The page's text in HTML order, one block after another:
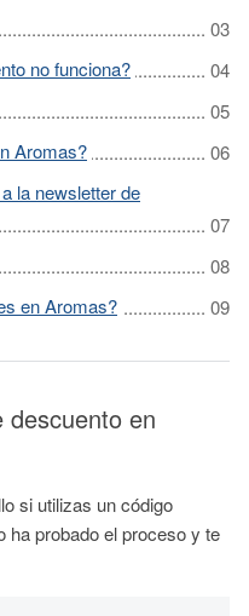
no funciona?
Aromas?
la newsletter de
en Aromas?
descuento en
si utilizas un código
ha probado el proceso y te